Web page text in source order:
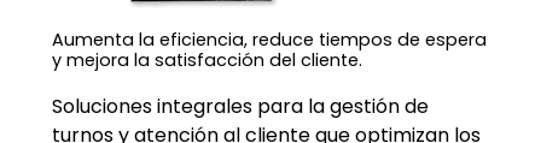
Aumenta la eficiencia, reduce tiempos de espera
y mejora la satisfacción del cliente.
Soluciones integrales para la gestión de
turnos y atención al cliente que optimizan los